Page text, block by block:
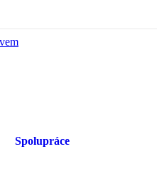
Spolupráce